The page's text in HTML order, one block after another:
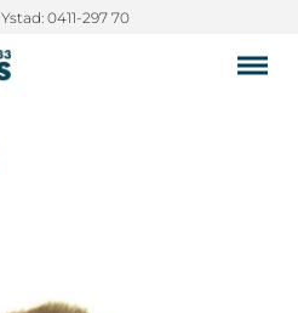
Ystad: 0411-297 70